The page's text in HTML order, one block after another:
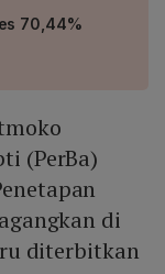
70,44%
(PerBa)
di
diterbitkan